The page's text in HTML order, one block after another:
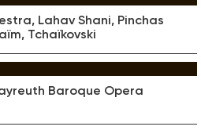
Lahav Shani, Pinchas
Tchaïkovski
Baroque Opera